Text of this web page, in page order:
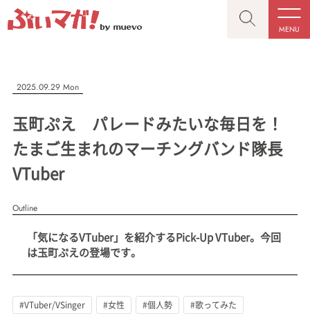
MENU
CLOSE
記事を検索する
#VTuber/VSinger #男性 #女性 #バ美肉 #男の娘
#獣系 #動物系 #企業公式 #個人勢
CLOSE
“推しへの応援を形にする”VTuber専門メディア
記事一覧
プレスリリース一覧
会社概要
お問い合わせ
2025.09.29 Mon
玉町ぷえ パレードみたいな毎日を！
たまご生まれのマーチングバンド隊長
VTuber
Outline
「気になるVTuber」を紹介するPick-Up VTuber。今回
は玉町ぷえの登場です。
#VTuber/VSinger #女性 #個人勢
#歌ってみた